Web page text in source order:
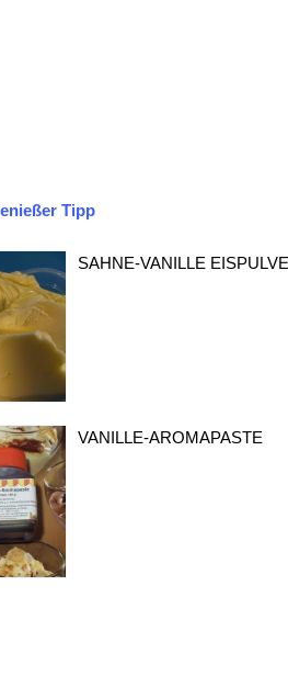
Tipp
SAHNE-VANILLE
VANILLE-AROMAPASTE